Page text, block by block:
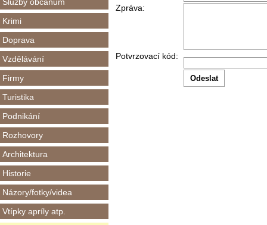
Krimi
Doprava
Vzdělávání
Firmy
Turistika
Podnikání
Rozhovory
Architektura
Historie
Názory/fotky/videa
Vtípky apríly atp.
Zpráva:
Potvrzovací kód: